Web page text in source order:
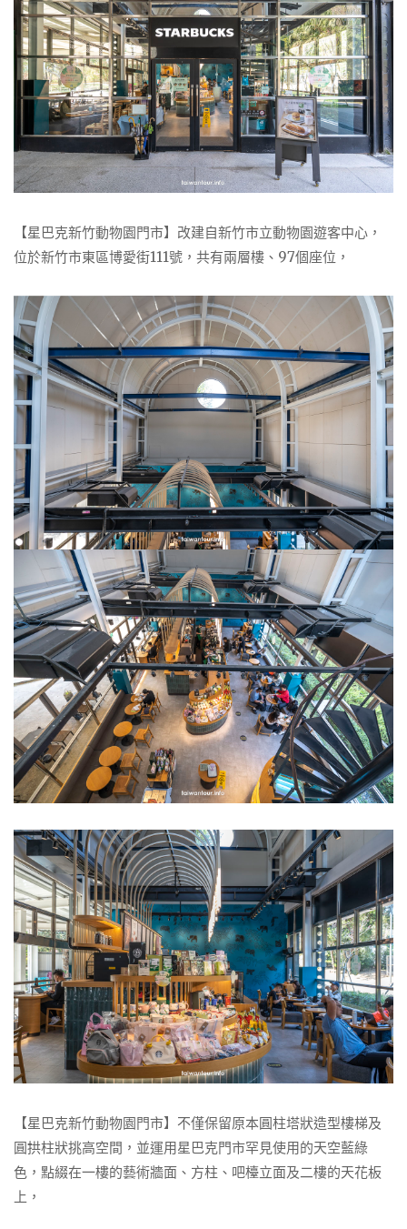
【星巴克新竹動物園門市】改建自新竹市立動物園遊客中心，
位於新竹市東區博愛街111號，共有兩層樓、97個座位，
【星巴克新竹動物園門市】不僅保留原本圓柱塔狀造型樓梯及
圓拱柱狀挑高空間，並運用星巴克門市罕見使用的天空藍綠
色，點綴在一樓的藝術牆面、方柱、吧檯立面及二樓的天花板
上，